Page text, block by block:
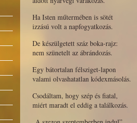
Ha Isten műtermében is sötét
izzású volt a napfogyatkozás.
De készülgetett száz boka-rajz:
nem szünetelt az ábrándozás.
Egy bátortalan félsziget-lapon
valami olvashatatlan kódexmásolás.
Csodáltam, hogy szép és fiatal,
miért maradt el eddig a találkozás.